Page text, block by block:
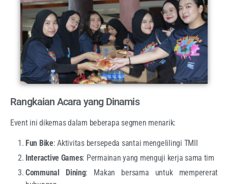
Rangkaian Acara yang Dinamis
Event ini dikemas dalam beberapa segmen menarik:
Fun Bike: Aktivitas bersepeda santai mengelilingi TMII
Interactive Games: Permainan yang menguji kerja sama tim
Communal Dining: Makan bersama untuk mempererat